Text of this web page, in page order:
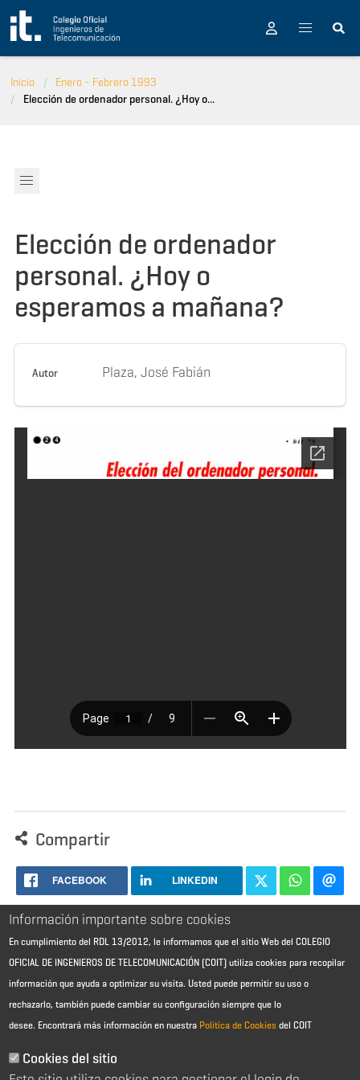
Pasar al contenido principal
Inicio
Enero - Febrero 1993
Elección de ordenador personal. ¿Hoy o...
Elección de ordenador
personal. ¿Hoy o
esperamos a mañana?
Autor Plaza, José Fabián
Compartir
FACEBOOK LINKEDIN
Aviso Legal - Información general
Política de cookies
Información importante sobre cookies
En cumplimiento del RDL 13/2012, le informamos que el sitio Web del COLEGIO
OFICIAL DE INGENIEROS DE TELECOMUNICACIÓN (COIT) utiliza cookies para recopilar
información que ayuda a optimizar su visita. Usted puede permitir su uso o
rechazarlo, también puede cambiar su configuración siempre que lo
desee. Encontrará más información en nuestra Política de Cookies del COIT
Cookies del sitio